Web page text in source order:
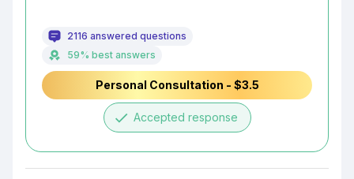
2116 answered questions
59% best answers
Personal Consultation - $3.5
done Accepted response